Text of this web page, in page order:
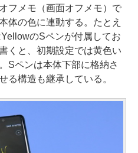
フメモ（画面オフメモ）で
体の色に連動する。たとえ
のSペンが付属してお
くと、初期設定では黄色い
Sペンは本体下部に格納さ
る構造も継承している。